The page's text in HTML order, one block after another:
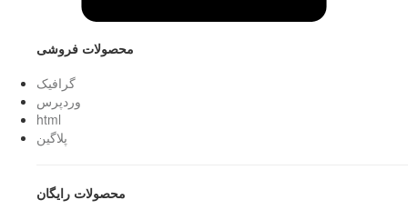
محصولات فروشی
گرافیک
وردپرس
html
پلاگین
محصولات رایگان